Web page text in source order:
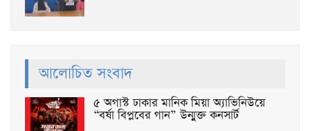
আলোচিত সংবাদ
৫ অগাস্ট ঢাকার মানিক মিয়া অ্যাভিনিউয়ে
“বর্ষা বিপ্লবের গান” উন্মুক্ত কনসার্ট